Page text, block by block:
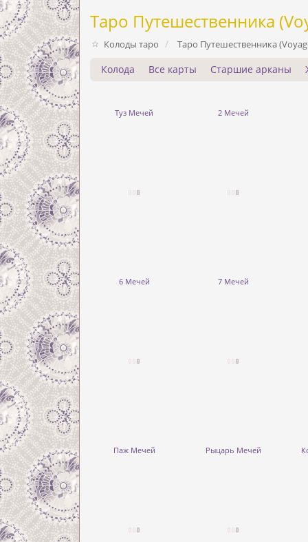
Таро Путешественника
Колоды таро Таро Путешественника
Колода Все карты Старшие арканы
Туз Мечей 2 Мечей
6 Мечей 7 Мечей
Паж Мечей Рыцарь Мечей